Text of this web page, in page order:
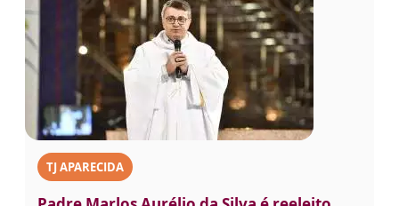
TJ APARECIDA